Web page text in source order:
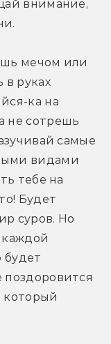
внимание,
мечом или
в руках
ка на
не сотрешь
самые
видами
тебе на
Будет
суров. Но
будет
который